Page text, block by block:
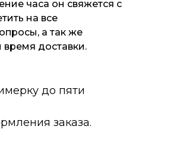
часа он свяжется с
на все
а так же
время доставки.
до пяти
заказа.